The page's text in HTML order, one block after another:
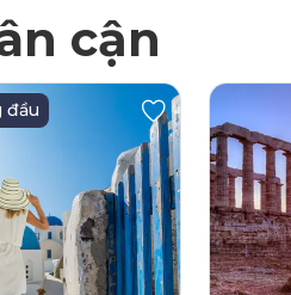
cận
đầu